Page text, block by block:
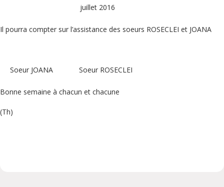
juillet 2016
Il pourra compter sur l’assistance des soeurs ROSECLEI et JOANA
Soeur JOANA Soeur ROSECLEI
Bonne semaine à chacun et chacune
(Th)